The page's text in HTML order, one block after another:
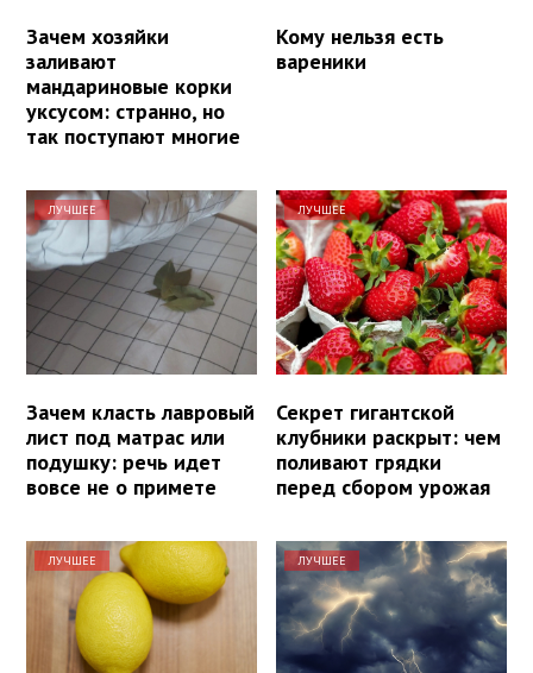
Зачем хозяйки
заливают
мандариновые корки
уксусом: странно, но
так поступают многие
Кому нельзя есть
вареники
ЛУЧШЕЕ
Зачем класть лавровый
лист под матрас или
подушку: речь идет
вовсе не о примете
ЛУЧШЕЕ
Секрет гигантской
клубники раскрыт: чем
поливают грядки
перед сбором урожая
ЛУЧШЕЕ ЛУЧШЕЕ